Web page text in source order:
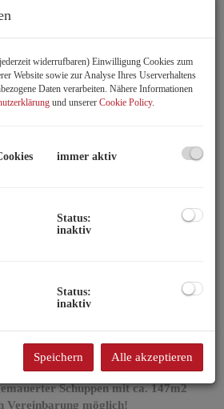
Schuppen mit ca. 147m2
Vereinbarung möglich!
widerrufbaren) Einwilligung Cookies zum
Website sowie zur Analyse Ihres Userverhaltens
Daten verarbeiten. Nähere Informationen
und unserer Cookie Policy.
immer aktiv
Status:
inaktiv
Status:
inaktiv
Speichern Alle akzeptieren